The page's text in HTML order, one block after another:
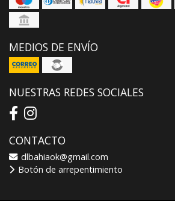
MEDIOS DE ENVÍO
NUESTRAS REDES SOCIALES
CONTACTO
dlbahiaok@gmail.com
Botón de arrepentimiento